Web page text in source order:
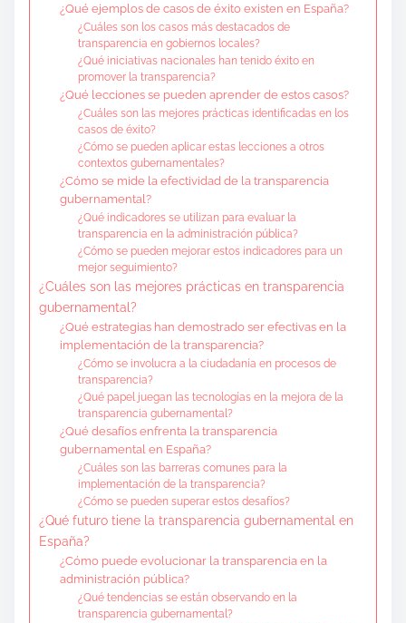
¿Qué ejemplos de casos de éxito existen en España?
¿Cuáles son los casos más destacados de
transparencia en gobiernos locales?
¿Qué iniciativas nacionales han tenido éxito en
promover la transparencia?
¿Qué lecciones se pueden aprender de estos casos?
¿Cuáles son las mejores prácticas identificadas en los
casos de éxito?
¿Cómo se pueden aplicar estas lecciones a otros
contextos gubernamentales?
¿Cómo se mide la efectividad de la transparencia
gubernamental?
¿Qué indicadores se utilizan para evaluar la
transparencia en la administración pública?
¿Cómo se pueden mejorar estos indicadores para un
mejor seguimiento?
¿Cuáles son las mejores prácticas en transparencia
gubernamental?
¿Qué estrategias han demostrado ser efectivas en la
implementación de la transparencia?
¿Cómo se involucra a la ciudadanía en procesos de
transparencia?
¿Qué papel juegan las tecnologías en la mejora de la
transparencia gubernamental?
¿Qué desafíos enfrenta la transparencia
gubernamental en España?
¿Cuáles son las barreras comunes para la
implementación de la transparencia?
¿Cómo se pueden superar estos desafíos?
¿Qué futuro tiene la transparencia gubernamental en
España?
¿Cómo puede evolucionar la transparencia en la
administración pública?
¿Qué tendencias se están observando en la
transparencia gubernamental?